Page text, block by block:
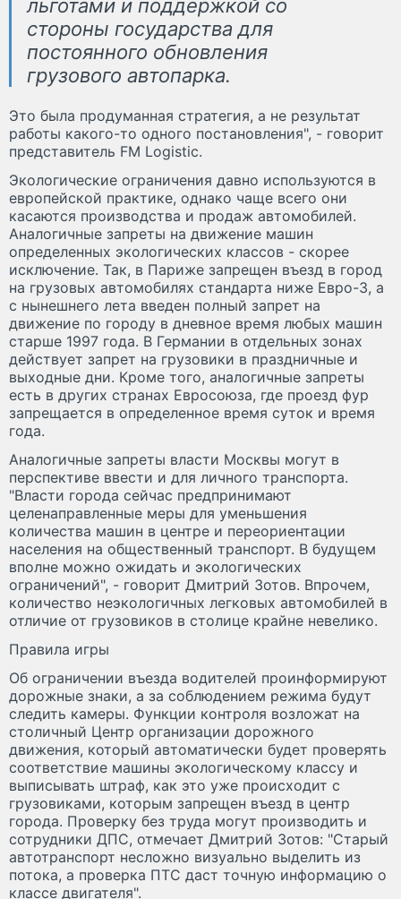
льготами и поддержкой со
стороны государства для
постоянного обновления
грузового автопарка.
Это была продуманная стратегия, а не результат
работы какого-то одного постановления", - говорит
представитель FM Logistic.
Экологические ограничения давно используются в
европейской практике, однако чаще всего они
касаются производства и продаж автомобилей.
Аналогичные запреты на движение машин
определенных экологических классов - скорее
исключение. Так, в Париже запрещен въезд в город
на грузовых автомобилях стандарта ниже Евро-3, а
с нынешнего лета введен полный запрет на
движение по городу в дневное время любых машин
старше 1997 года. В Германии в отдельных зонах
действует запрет на грузовики в праздничные и
выходные дни. Кроме того, аналогичные запреты
есть в других странах Евросоюза, где проезд фур
запрещается в определенное время суток и время
года.
Аналогичные запреты власти Москвы могут в
перспективе ввести и для личного транспорта.
"Власти города сейчас предпринимают
целенаправленные меры для уменьшения
количества машин в центре и переориентации
населения на общественный транспорт. В будущем
вполне можно ожидать и экологических
ограничений", - говорит Дмитрий Зотов. Впрочем,
количество неэкологичных легковых автомобилей в
отличие от грузовиков в столице крайне невелико.
Правила игры
Об ограничении въезда водителей проинформируют
дорожные знаки, а за соблюдением режима будут
следить камеры. Функции контроля возложат на
столичный Центр организации дорожного
движения, который автоматически будет проверять
соответствие машины экологическому классу и
выписывать штраф, как это уже происходит с
грузовиками, которым запрещен въезд в центр
города. Проверку без труда могут производить и
сотрудники ДПС, отмечает Дмитрий Зотов: "Старый
автотранспорт несложно визуально выделить из
потока, а проверка ПТС даст точную информацию о
классе двигателя".